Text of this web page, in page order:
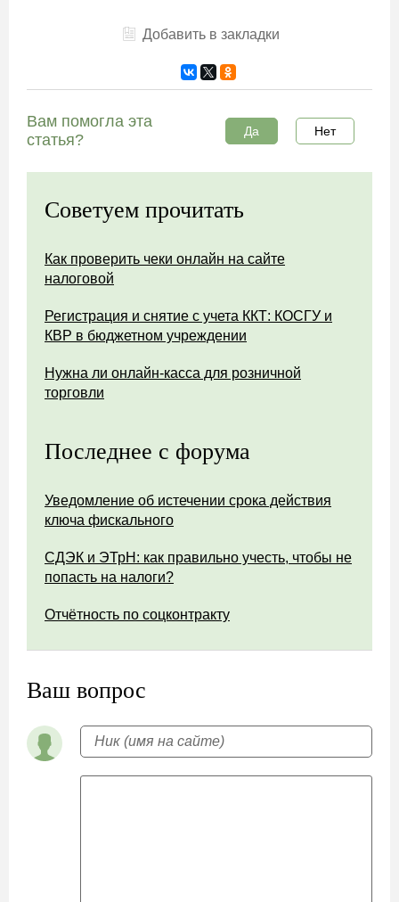
Добавить в закладки
Вам помогла эта
статья?
Да Нет
Советуем прочитать
Как проверить чеки онлайн на сайте
налоговой
Регистрация и снятие с учета ККТ: КОСГУ и
КВР в бюджетном учреждении
Нужна ли онлайн-касса для розничной
торговли
Последнее с форума
Уведомление об истечении срока действия
ключа фискального
СДЭК и ЭТрН: как правильно учесть, чтобы не
попасть на налоги?
Отчётность по соцконтракту
Ваш вопрос